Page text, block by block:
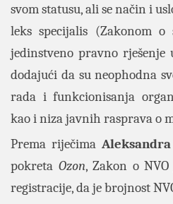
svom statusu, ali se način i
leks specijalis (Zakonom o
jedinstveno pravno rješenje
dodajući da su neophodna
rada i funkcionisanja
kao i niza javnih rasprava o
Prema riječima
pokreta Ozon, Zakon o
registracije, da je brojnost